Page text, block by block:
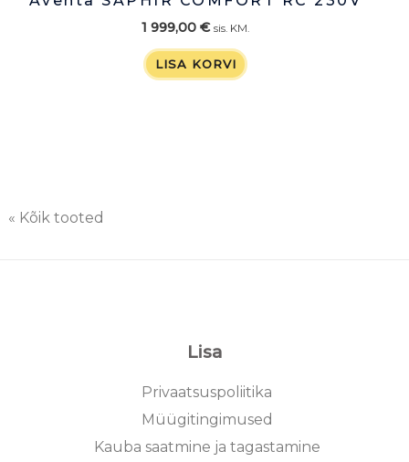
1 999,00 € sis. KM.
LISA KORVI
« Kõik tooted
Lisa
Privaatsuspoliitika
Müügitingimused
Kauba saatmine ja tagastamine